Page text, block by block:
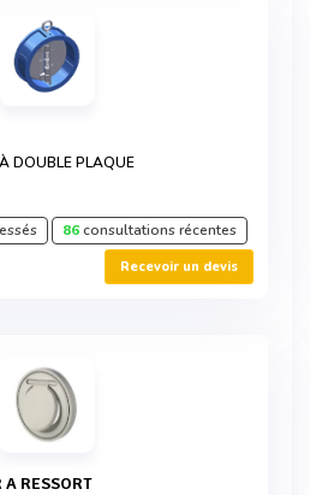
DOUBLE PLAQUE
86consultations récentes
Recevoir un devis
A RESSORT